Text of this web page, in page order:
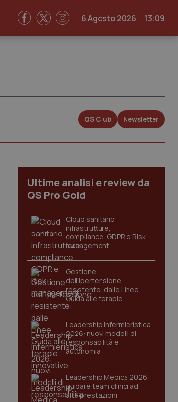
6 Agosto 2026 13:09
QS Club Newsletter
Ultime analisi e review da
QS Pro Gold
Cloud sanitario:
infrastrutture,
compliance, GDPR e Risk
management
Gestione
dell'Ipertensione
resistente: dalle Linee
Guida alle terapie
innovative
Leadership Infermieristica
2026: nuovi modelli di
responsabilità e
autonomia
Leadership Medica 2026:
guidare team clinici ad
alte prestazioni